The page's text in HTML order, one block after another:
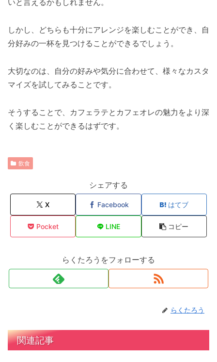
いと言えるかもしれません。
しかし、どちらも十分にアレンジを楽しむことができ、自
分好みの一杯を見つけることができるでしょう。
大切なのは、自分の好みや気分に合わせて、様々なカスタ
マイズを試してみることです。
そうすることで、カフェラテとカフェオレの魅力をより深
く楽しむことができるはずです。
飲食
シェアする
X Facebook はてブ
Pocket LINE コピー
らくたろうをフォローする
らくたろう
関連記事